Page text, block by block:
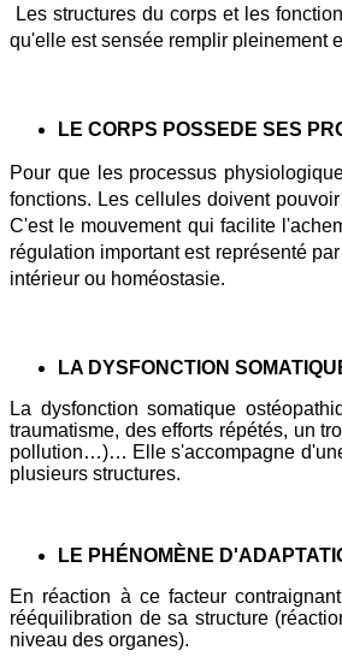
Les structures du corps et les
qu'elle est sensée remplir pleinement
LE CORPS POSSEDE SES
Pour que les processus
fonctions. Les cellules doivent
C'est le mouvement qui facilite
régulation important est représenté
intérieur ou homéostasie.
LA DYSFONCTION
La dysfonction somatique
traumatisme, des efforts répétés, un
pollution…)… Elle s'accompagne
plusieurs structures.
LE PHÉNOMÈNE
En réaction à ce facteur
rééquilibration de sa structure
niveau des organes).